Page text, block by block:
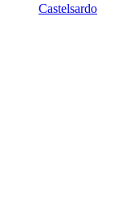
Castelsardo